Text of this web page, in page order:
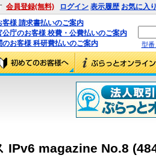
会員登録(無料) ログイン 表示履歴 お気に入
客様 請求書払いのご案内
公庁のお客様 校費・公費払いのご案内
のお客様 科研費払いのご案内
型番
IPv6 magazine No.8